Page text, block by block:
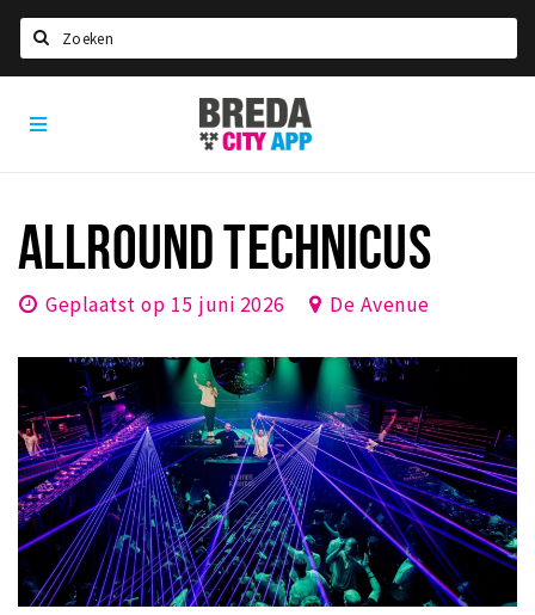
Home
Party pics
Nieuws, interviews & blogs
Eten
Drinken
Slapen
Recreatief
Winkels
Winkelgebieden
Parkeren
Breda
City
App
ALLROUND TECHNICUS
Geplaatst op 15 juni 2026 De Avenue